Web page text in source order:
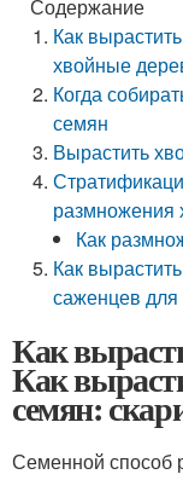
Содержание
Как
хвойные
Когда
семян
Вырастить
размножения
Как
Как
саженцев для
Как
Как
семян:
Семенной способ